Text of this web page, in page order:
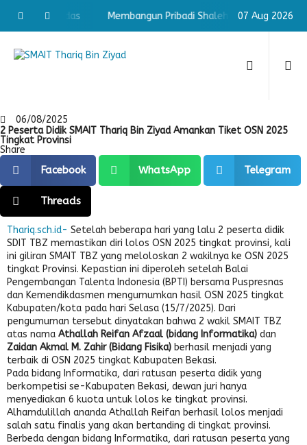
& Cerdas Membangun Pribadi Shaleh & Cerdas07 Aug 2026
06/08/2025
2 Peserta Didik SMAIT Thariq Bin Ziyad Amankan Tiket OSN 2025
Tingkat Provinsi
Share
Facebook WhatsApp Telegram
Threads
Thariq.sch.id- Setelah beberapa hari yang lalu 2 peserta didik
SDIT TBZ memastikan diri lolos OSN 2025 tingkat provinsi, kali
ini giliran SMAIT TBZ yang meloloskan 2 wakilnya ke OSN 2025
tingkat Provinsi. Kepastian ini diperoleh setelah Balai
Pengembangan Talenta Indonesia (BPTI) bersama Puspresnas
dan Kemendikdasmen mengumumkan hasil OSN 2025 tingkat
Kabupaten/kota pada hari Selasa (15/7/2025). Dari
pengumuman tersebut dinyatakan bahwa 2 wakil SMAIT TBZ
atas nama Athallah Reifan Afzaal (bidang Informatika) dan
Zaidan Akmal M. Zahir (Bidang Fisika) berhasil menjadi yang
terbaik di OSN 2025 tingkat Kabupaten Bekasi.
Pada bidang Informatika, dari ratusan peserta didik yang
berkompetisi se-Kabupaten Bekasi, dewan juri hanya
menyediakan 6 kuota untuk lolos ke tingkat provinsi.
Alhamdulillah ananda Athallah Reifan berhasil lolos menjadi
salah satu finalis yang akan bertanding di tingkat provinsi.
Berbeda dengan bidang Informatika, dari ratusan peserta yang